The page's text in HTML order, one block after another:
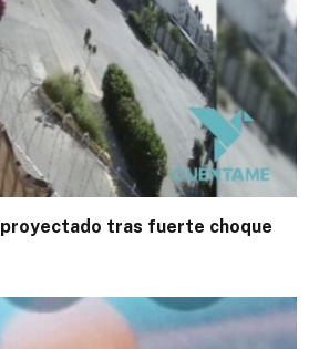
tras fuerte choque